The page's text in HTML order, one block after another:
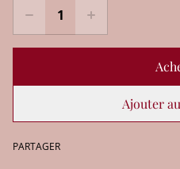
Ajouter
PARTAGER